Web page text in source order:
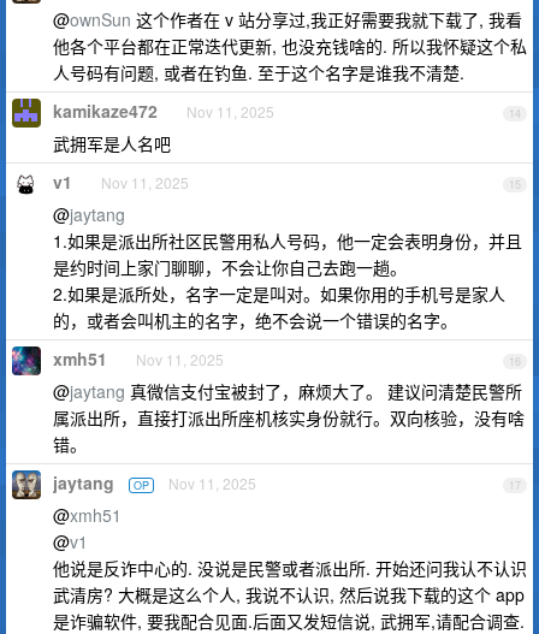
@ownSun 这个作者在 v 站分享过,我正好需要我就下载了, 我看
他各个平台都在正常迭代更新, 也没充钱啥的. 所以我怀疑这个私
人号码有问题, 或者在钓鱼. 至于这个名字是谁我不清楚.
14
kamikaze472 Nov 11, 2025
武拥军是人名吧
15
v1 Nov 11, 2025
@jaytang
1.如果是派出所社区民警用私人号码，他一定会表明身份，并且
是约时间上家门聊聊，不会让你自己去跑一趟。
2.如果是派所处，名字一定是叫对。如果你用的手机号是家人
的，或者会叫机主的名字，绝不会说一个错误的名字。
16
xmh51 Nov 11, 2025
@jaytang 真微信支付宝被封了，麻烦大了。 建议问清楚民警所
属派出所，直接打派出所座机核实身份就行。双向核验，没有啥
错。
17
jaytang OP Nov 11, 2025
@xmh51
@v1
他说是反诈中心的. 没说是民警或者派出所. 开始还问我认不认识
武清房? 大概是这么个人, 我说不认识, 然后说我下载的这个 app
是诈骗软件, 要我配合见面.后面又发短信说, 武拥军,请配合调查.